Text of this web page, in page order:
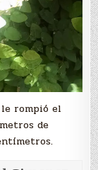
le rompió el
de